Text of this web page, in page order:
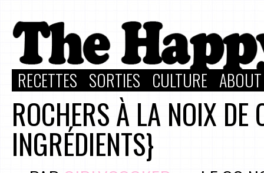
RECETTES SORTIES CULTURE
ROCHERS À LA NOIX DE
INGRÉDIENTS}